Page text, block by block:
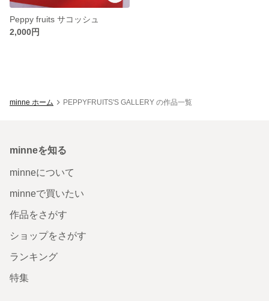
Peppy fruits サコッシュ
2,000円
minne ホーム PEPPYFRUITS'S GALLERY の作品一覧
minneを知る
minneについて
minneで買いたい
作品をさがす
ショップをさがす
ランキング
特集